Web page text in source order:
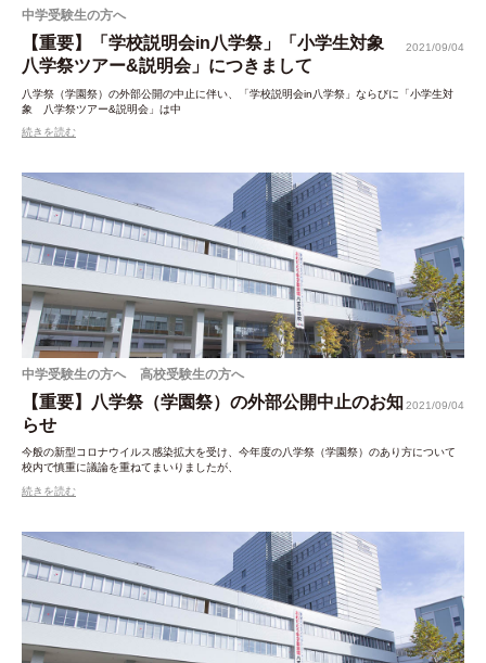
中学受験生の方へ
2021/09/04
【重要】「学校説明会in八学祭」「小学生対象
八学祭ツアー&説明会」につきまして
八学祭（学園祭）の外部公開の中止に伴い、「学校説明会in八学祭」ならびに「小学生対
象 八学祭ツアー&説明会」は中
続きを読む
中学受験生の方へ 高校受験生の方へ
2021/09/04
【重要】八学祭（学園祭）の外部公開中止のお知
らせ
今般の新型コロナウイルス感染拡大を受け、今年度の八学祭（学園祭）のあり方について
校内で慎重に議論を重ねてまいりましたが、
続きを読む